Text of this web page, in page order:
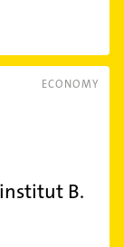
ECONOMY
B.